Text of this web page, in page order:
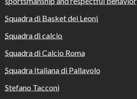
Squadra di Basket dei Leoni
Squadra di calcio
Squadra di Calcio Roma
Squadra Italiana di Pallavolo
Stefano Tacconi